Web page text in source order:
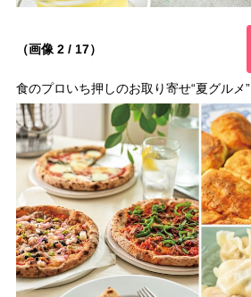
（画像 2 / 17）
食のプロいち押しのお取り寄せ“夏グルメ”